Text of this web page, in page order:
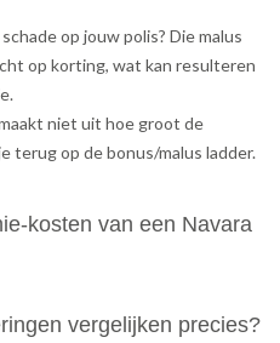
op jouw polis? Die malus
op korting, wat kan resulteren
niet uit hoe groot de
terug op de bonus/malus ladder.
kosten van een Navara
vergelijken precies?